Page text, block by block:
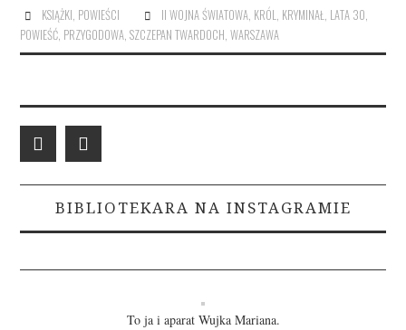
KSIĄŻKI, POWIEŚCI II WOJNA ŚWIATOWA, KRÓL, KRYMINAŁ, LATA 30,
POWIEŚĆ, PRZYGODOWA,SZCZEPAN TWARDOCH,WARSZAWA
BIBLIOTEKARA NA INSTAGRAMIE
To ja i aparat Wujka Mariana.